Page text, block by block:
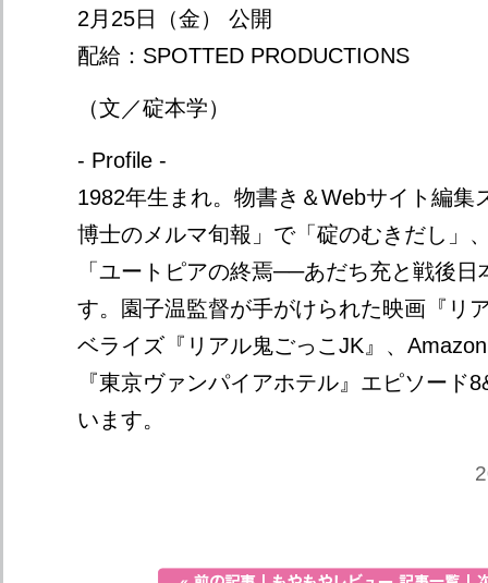
2月25日（金） 公開
配給：SPOTTED PRODUCTIONS
（文／碇本学）
- Profile -
1982年生まれ。物書き＆Webサイト編集
博士のメルマ旬報」で「碇のむきだし」
「ユートピアの終焉──あだち充と戦後
す。園子温監督が手がけられた映画『リ
ベライズ『リアル鬼ごっこJK』、
『東京ヴァンパイアホテル』エピソード
います。